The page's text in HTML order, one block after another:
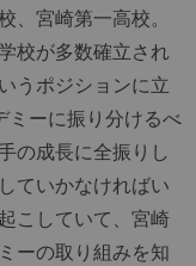
宮崎第一高校。
校が多数確立され
うポジションに立
ミーに振り分けるべ
の成長に全振りし
ていかなければい
こしていて、宮崎
ーの取り組みを知